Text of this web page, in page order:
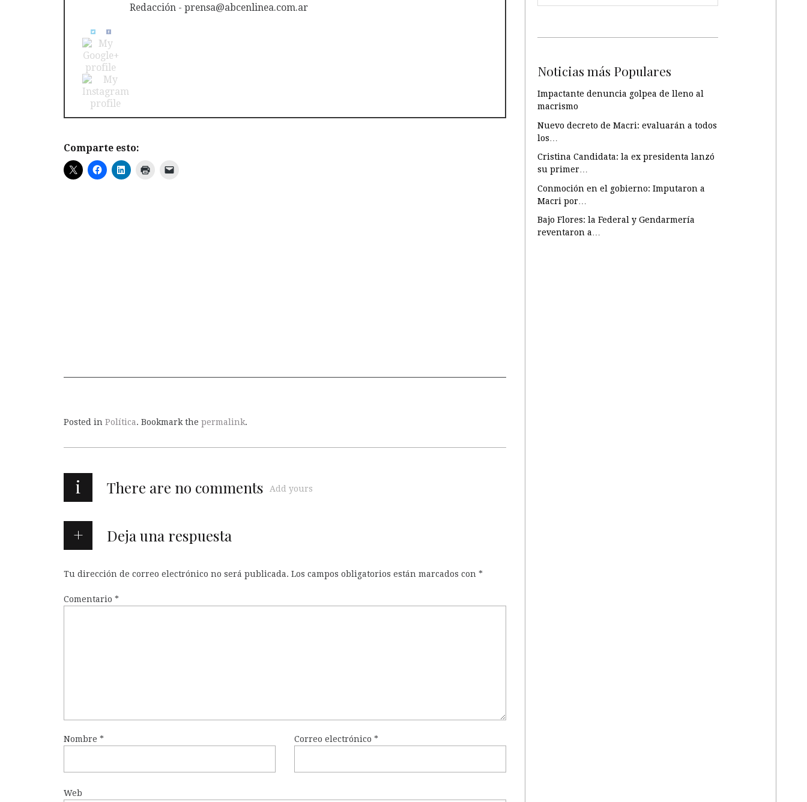
Redacción - prensa@abcenlinea.com.ar
Comparte esto:
Posted in Política. Bookmark the permalink.
i There are no comments Add yours
Deja una respuesta
Tu dirección de correo electrónico no será publicada. Los campos obligatorios están marcados con *
Comentario *
Nombre * Correo electrónico*
Web
Noticias más Populares
Impactante denuncia golpea de lleno al
macrismo
Nuevo decreto de Macri: evaluarán a todos
los…
Cristina Candidata: la ex presidenta lanzó
su primer…
Conmoción en el gobierno: Imputaron a
Macri por…
Bajo Flores: la Federal y Gendarmería
reventaron a…